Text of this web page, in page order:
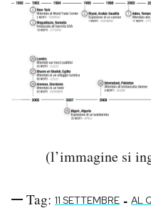
(l’immagine si
Tag: 11 SETTEMBRE - AL